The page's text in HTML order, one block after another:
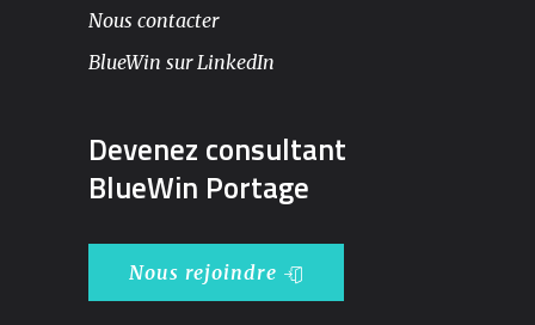
Nous contacter
BlueWin sur LinkedIn
Devenez consultant
BlueWin Portage
Nous rejoindre